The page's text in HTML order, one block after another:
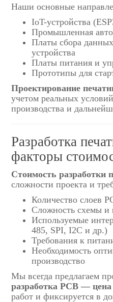
Наши основные
IoT-устройства
Промышленная
Платы сбора
устройства
Платы питания и
Прототипы для
Проектирование
учетом реальных
производства и
Разработка
факторы
Стоимость разработки
сложности проекта и
Количество слоев
Сложность схемы и
Используемые
485, SPI, I2C и др.)
Требования к
Необходимость
производство
Мы всегда предлагаем
разработка PCB — цена
работ и фиксируется в